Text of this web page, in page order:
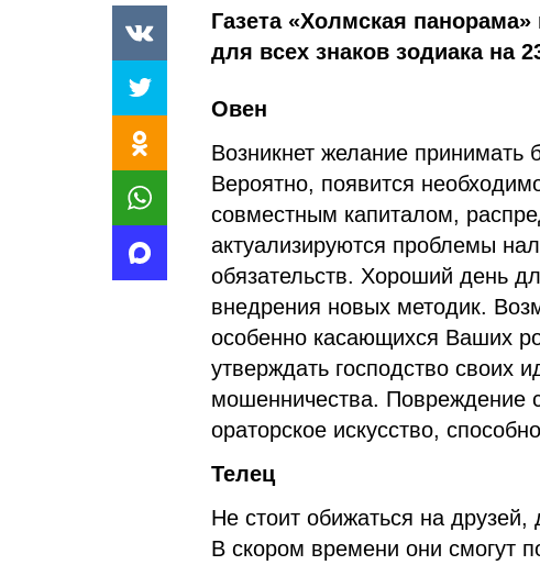
Газета «Холмская панорама»
для всех знаков зодиака на
Овен
Возникнет желание
Вероятно, появится
совместным капиталом,
актуализируются проблемы
обязательств. Хороший день
внедрения новых методик.
особенно касающихся Ваших
утверждать господство своих
мошенничества. Повреждение
ораторское искусство,
Телец
Не стоит обижаться на
В скором времени они смогут